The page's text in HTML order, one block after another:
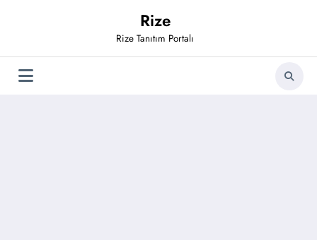
Rize
Rize Tanıtım Portalı